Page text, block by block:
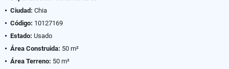
Ciudad: Chia
Código: 10127169
Estado: Usado
Área Construida: 50 m²
Área Terreno: 50 m²